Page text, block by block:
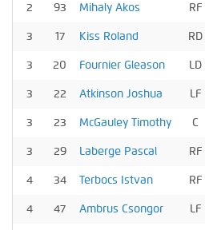
2 93 Mihaly Akos RF
3 17 Kiss Roland RD
3 20 Fournier Gleason LD
3 22 Atkinson Joshua LF
3 23 McGauley Timothy C
3 29 Laberge Pascal RF
4 34 Terbocs Istvan RF
4 47 Ambrus Csongor LF